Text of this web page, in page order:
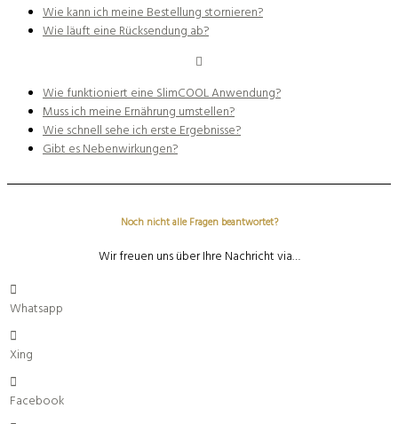
Wie kann ich meine Bestellung stornieren?
Wie läuft eine Rücksendung ab?
Wie funktioniert eine SlimCOOL Anwendung?
Muss ich meine Ernährung umstellen?
Wie schnell sehe ich erste Ergebnisse?
Gibt es Nebenwirkungen?
Noch nicht alle Fragen beantwortet?
Wir freuen uns über Ihre Nachricht via…
Whatsapp
Xing
Facebook